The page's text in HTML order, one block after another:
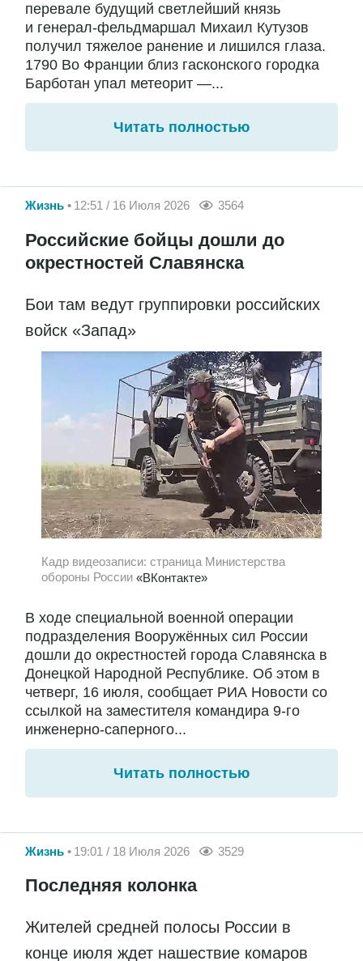
перевале будущий светлейший князь
и генерал-фельдмаршал Михаил Кутузов
получил тяжелое ранение и лишился глаза.
1790 Во Франции близ гасконского городка
Барботан упал метеорит —...
Читать полностью
Жизнь 12:51 / 16 Июля 2026 3564
Российские бойцы дошли до
окрестностей Славянска
Бои там ведут группировки российских
войск «Запад»
Кадр видеозаписи: страница Министерства
обороны России «ВКонтакте»
В ходе специальной военной операции
подразделения Вооружённых сил России
дошли до окрестностей города Славянска в
Донецкой Народной Республике. Об этом в
четверг, 16 июля, сообщает РИА Новости со
ссылкой на заместителя командира 9-го
инженерно-саперного...
Читать полностью
Жизнь 19:01 / 18 Июля 2026 3529
Последняя колонка
Жителей средней полосы России в
конце июля ждет нашествие комаров